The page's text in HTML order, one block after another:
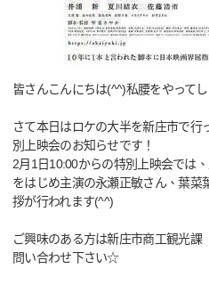
皆さんこんにちは(^^)私腰をやって
さて本日はロケの大半を新庄市で行
別上映会のお知らせです！
2月1日10:00からの特別上映会では
をはじめ主演の永瀬正敏さん、葉菜
拶が行われます(^^)
ご興味のある方は新庄市商工観光課
問い合わせ下さい☆